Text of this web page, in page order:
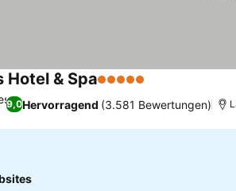
Hotel & Spa5 Sterne
9,0Hervorragend (3.581 Bewertungen)